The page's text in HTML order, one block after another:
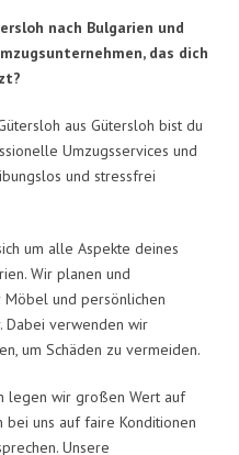
nach Bulgarien und
das dich
aus Gütersloh bist du
Umzugsservices und
und stressfrei
um alle Aspekte deines
Wir planen und
und persönlichen
Dabei verwenden wir
um Schäden zu vermeiden.
legen wir großen Wert auf
bei uns auf faire Konditionen
Unsere